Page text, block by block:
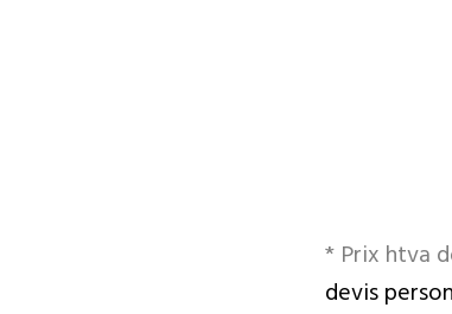
* Prix htva
devis